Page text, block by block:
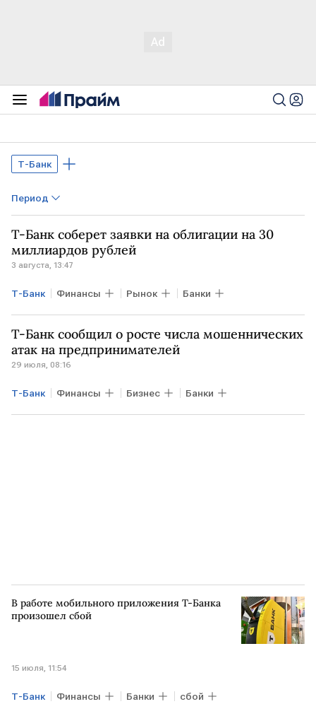
Т-Банк
Период
Т-Банк соберет заявки на облигации на 30
миллиардов рублей
3 августа, 13:47
Т-Банк Финансы Рынок Банки
Т-Банк сообщил о росте числа мошеннических
атак на предпринимателей
29 июля, 08:16
Т-Банк Финансы Бизнес Банки
В работе мобильного приложения Т-Банка
произошел сбой
15 июля, 11:54
Т-Банк Финансы Банки сбой